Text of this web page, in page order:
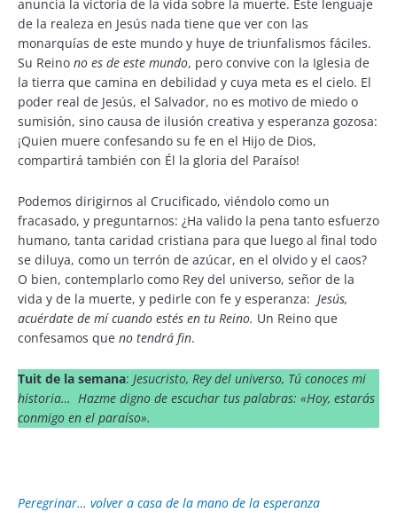
anuncia la victoria de la vida sobre la muerte. Este lenguaje
de la realeza en Jesús nada tiene que ver con las
monarquías de este mundo y huye de triunfalismos fáciles.
Su Reino no es de este mundo, pero convive con la Iglesia de
la tierra que camina en debilidad y cuya meta es el cielo. El
poder real de Jesús, el Salvador, no es motivo de miedo o
sumisión, sino causa de ilusión creativa y esperanza gozosa:
¡Quien muere confesando su fe en el Hijo de Dios,
compartirá también con Él la gloria del Paraíso!
Podemos dirigirnos al Crucificado, viéndolo como un
fracasado, y preguntarnos: ¿Ha valido la pena tanto esfuerzo
humano, tanta caridad cristiana para que luego al final todo
se diluya, como un terrón de azúcar, en el olvido y el caos?
O bien, contemplarlo como Rey del universo, señor de la
vida y de la muerte, y pedirle con fe y esperanza: Jesús,
acuérdate de mí cuando estés en tu Reino. Un Reino que
confesamos que no tendrá fin.
Tuit de la semana: Jesucristo, Rey del universo, Tú conoces mi
historia… Hazme digno de escuchar tus palabras: «Hoy, estarás
conmigo en el paraíso».
Peregrinar… volver a casa de la mano de la esperanza